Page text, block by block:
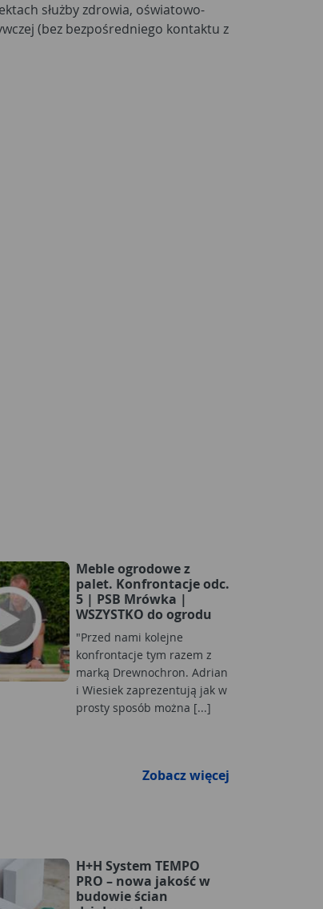
Meble ogrodowe z
palet. Konfrontacje odc.
5 | PSB Mrówka |
WSZYSTKO do ogrodu
"Przed nami kolejne
konfrontacje tym razem z
marką Drewnochron. Adrian
i Wiesiek zaprezentują jak w
prosty sposób można [...]
Zobacz więcej
H+H System TEMPO
PRO – nowa jakość w
budowie ścian